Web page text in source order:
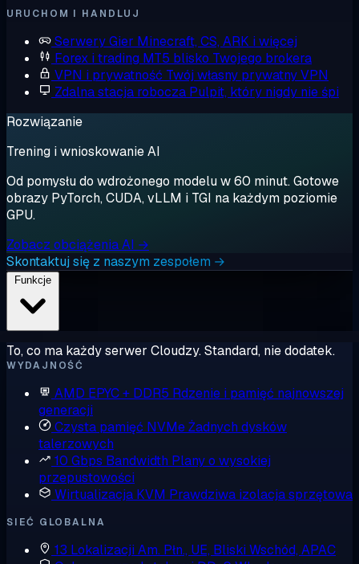
URUCHOM I HANDLUJ
Serwery Gier Minecraft, CS, ARK i więcej
Forex i trading MT5 blisko Twojego brokera
VPN i prywatność Twój własny prywatny VPN
Zdalna stacja robocza Pulpit, który nigdy nie śpi
Rozwiązanie
Trening i wnioskowanie AI
Od pomysłu do wdrożonego modelu w 60 minut. Gotowe
obrazy PyTorch, CUDA, vLLM i TGI na każdym poziomie
GPU.
Zobacz obciążenia AI →
Skontaktuj się z naszym zespołem →
To, co ma każdy serwer Cloudzy. Standard, nie dodatek.
WYDAJNOŚĆ
AMD EPYC + DDR5 Rdzenie i pamięć najnowszej
generacji
Czysta pamięć NVMeŻadnych dysków
talerzowych
10 Gbps Bandwidth Plany o wysokiej
przepustowości
Wirtualizacja KVM Prawdziwa izolacja sprzętowa
SIEĆ GLOBALNA
13 Lokalizacji Am. Płn., UE, Bliski Wschód, APAC